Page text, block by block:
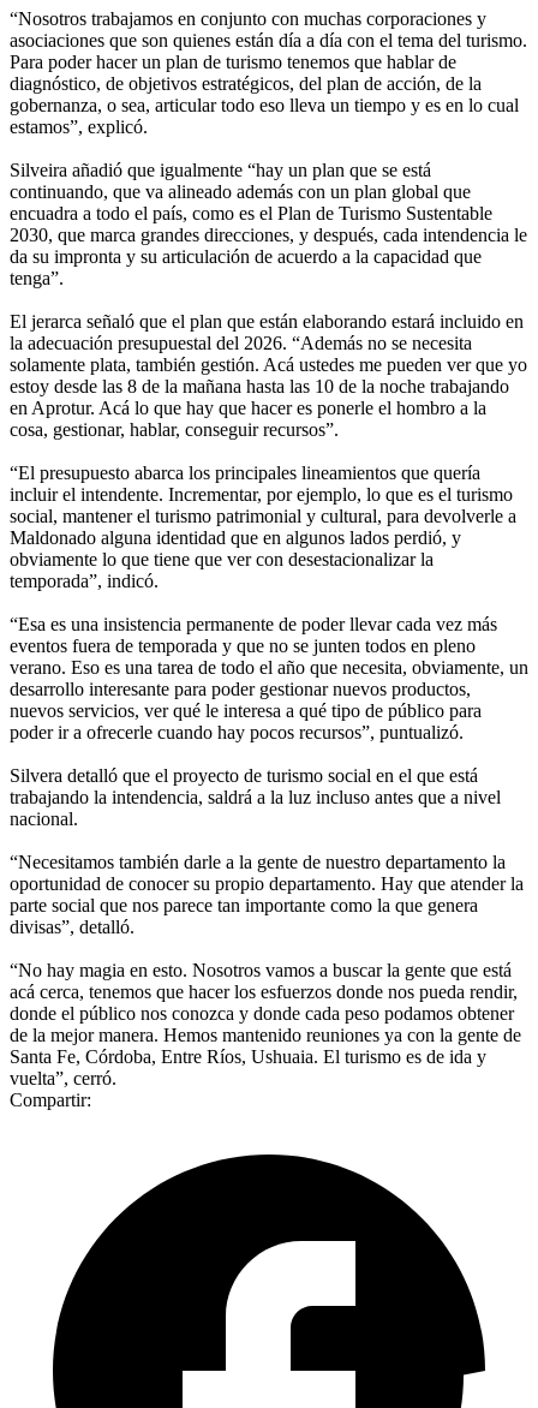
“Nosotros trabajamos en conjunto con muchas corporaciones y
asociaciones que son quienes están día a día con el tema del turismo.
Para poder hacer un plan de turismo tenemos que hablar de
diagnóstico, de objetivos estratégicos, del plan de acción, de la
gobernanza, o sea, articular todo eso lleva un tiempo y es en lo cual
estamos”, explicó.
Silveira añadió que igualmente “hay un plan que se está
continuando, que va alineado además con un plan global que
encuadra a todo el país, como es el Plan de Turismo Sustentable
2030, que marca grandes direcciones, y después, cada intendencia le
da su impronta y su articulación de acuerdo a la capacidad que
tenga”.
El jerarca señaló que el plan que están elaborando estará incluido en
la adecuación presupuestal del 2026. “Además no se necesita
solamente plata, también gestión. Acá ustedes me pueden ver que yo
estoy desde las 8 de la mañana hasta las 10 de la noche trabajando
en Aprotur. Acá lo que hay que hacer es ponerle el hombro a la
cosa, gestionar, hablar, conseguir recursos”.
“El presupuesto abarca los principales lineamientos que quería
incluir el intendente. Incrementar, por ejemplo, lo que es el turismo
social, mantener el turismo patrimonial y cultural, para devolverle a
Maldonado alguna identidad que en algunos lados perdió, y
obviamente lo que tiene que ver con desestacionalizar la
temporada”, indicó.
“Esa es una insistencia permanente de poder llevar cada vez más
eventos fuera de temporada y que no se junten todos en pleno
verano. Eso es una tarea de todo el año que necesita, obviamente, un
desarrollo interesante para poder gestionar nuevos productos,
nuevos servicios, ver qué le interesa a qué tipo de público para
poder ir a ofrecerle cuando hay pocos recursos”, puntualizó.
Silvera detalló que el proyecto de turismo social en el que está
trabajando la intendencia, saldrá a la luz incluso antes que a nivel
nacional.
“Necesitamos también darle a la gente de nuestro departamento la
oportunidad de conocer su propio departamento. Hay que atender la
parte social que nos parece tan importante como la que genera
divisas”, detalló.
“No hay magia en esto. Nosotros vamos a buscar la gente que está
acá cerca, tenemos que hacer los esfuerzos donde nos pueda rendir,
donde el público nos conozca y donde cada peso podamos obtener
de la mejor manera. Hemos mantenido reuniones ya con la gente de
Santa Fe, Córdoba, Entre Ríos, Ushuaia. El turismo es de ida y
vuelta”, cerró.
Compartir: